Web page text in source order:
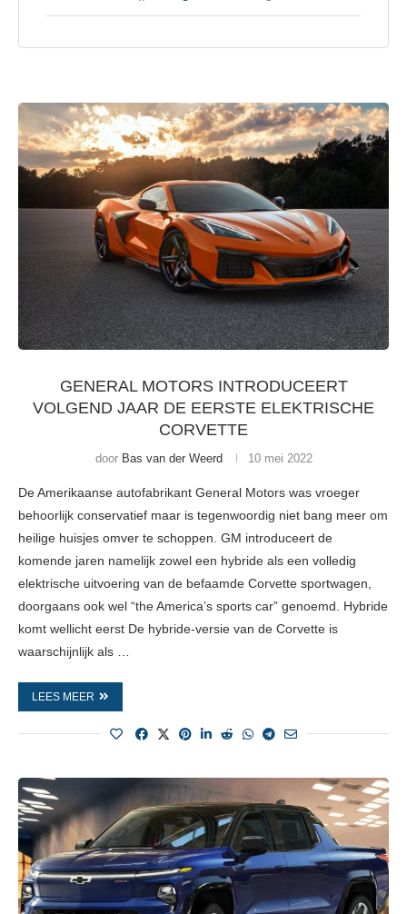
GENERAL MOTORS INTRODUCEERT
VOLGEND JAAR DE EERSTE ELEKTRISCHE
CORVETTE
door Bas van der Weerd 10 mei 2022
De Amerikaanse autofabrikant General Motors was vroeger
behoorlijk conservatief maar is tegenwoordig niet bang meer om
heilige huisjes omver te schoppen. GM introduceert de
komende jaren namelijk zowel een hybride als een volledig
elektrische uitvoering van de befaamde Corvette sportwagen,
doorgaans ook wel “the America’s sports car” genoemd. Hybride
komt wellicht eerst De hybride-versie van de Corvette is
waarschijnlijk als …
LEES MEER